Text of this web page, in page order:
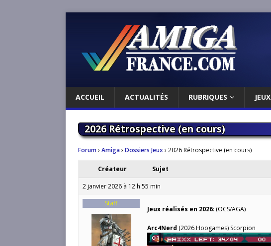
ACCUEIL ACTUALITÉS RUBRIQUES JEUX
2026 Rétrospective (en cours)
Forum› Amiga› Dossiers Jeux› 2026 Rétrospective (en cours)
Créateur Sujet
2 janvier 2026 à 12 h 55 min
Staff
Jeux réalisés en 2026: (OCS/AGA)
Arc4Nerd (2026 Hoogames) Scorpion